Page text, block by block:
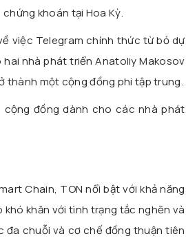
khoán tại Hoa Kỳ.
việc Telegram chính thức từ bỏ dự
nhà phát triển Anatoliy Makosov
thành một cộng đồng phi tập trung.
cộng đồng dành cho các nhà phát
Chain, TON nổi bật với khả năng
khăn với tình trạng tắc nghẽn và
đa chuỗi và cơ chế đồng thuận tiên